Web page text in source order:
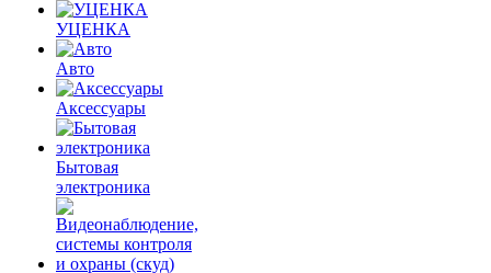
УЦЕНКА
Авто
Аксессуары
Бытовая
электроника